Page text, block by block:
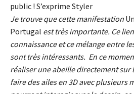
public ! S’exprime Styler
Je trouve que cette manifestation
Portugal est très importante. Ce
connaissance et ce mélange entre
sont très intéressants. En ce
réaliser une abeille directement sur
faire des ailes en 3D avec plusieurs